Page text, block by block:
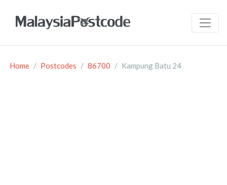
Home Postcodes 86700 Kampung Batu 24